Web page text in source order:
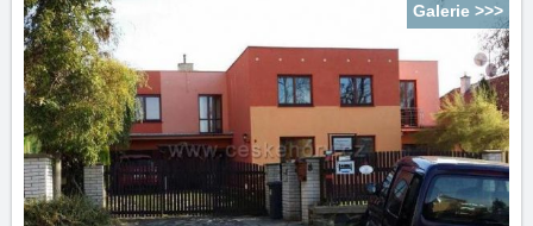
Galerie >>>